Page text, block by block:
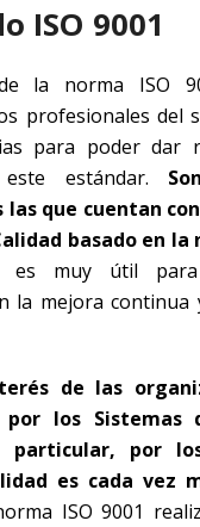
ISO 9001
la norma ISO
profesionales del
para poder dar
estándar.
las que cuentan
basado en la
es muy útil
la mejora continua
de las
por los Sistemas
particular, por
es cada vez
ISO 9001